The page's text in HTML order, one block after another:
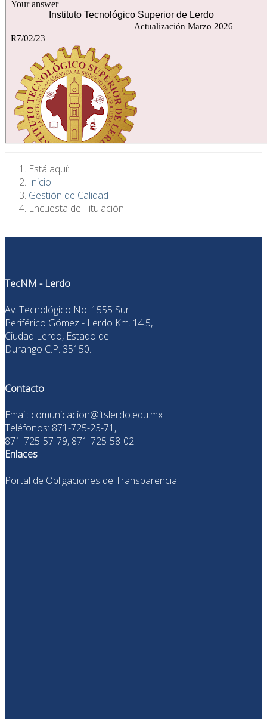
Está aquí:
Inicio
Gestión de Calidad
Encuesta de Titulación
TecNM - Lerdo
Av. Tecnológico No. 1555 Sur
Periférico Gómez - Lerdo Km. 14.5,
Ciudad Lerdo, Estado de
Durango C.P. 35150.
Contacto
Email: comunicacion@itslerdo.edu.mx
Teléfonos: 871-725-23-71,
871-725-57-79, 871-725-58-02
Enlaces
Portal de Obligaciones de Transparencia